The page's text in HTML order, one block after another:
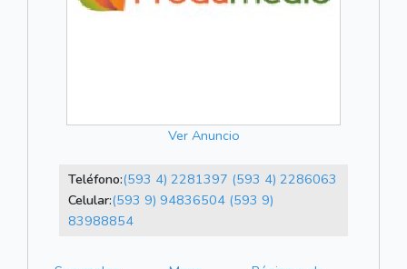
Ver Anuncio
Teléfono:(593 4) 2281397 (593 4) 2286063
Celular:(593 9) 94836504 (593 9)
83988854